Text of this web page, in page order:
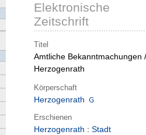
Elektronische
Zeitschrift
Titel
Amtliche Bekanntmachungen /
Herzogenrath
Körperschaft
Herzogenrath
Erschienen
Herzogenrath : Stadt